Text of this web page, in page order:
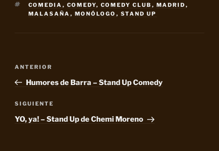
ETIQUETAS
COMEDIA , COMEDY, COMEDY CLUB , MADRID ,
MALASAÑA , MONÓLOGO , STAND UP
Navegación
entradas
Entrada
anterior:
ANTERIOR
Humores de Barra – Stand Up Comedy
Siguiente
entrada
SIGUIENTE
YO, ya! – Stand Up de Chemi Moreno